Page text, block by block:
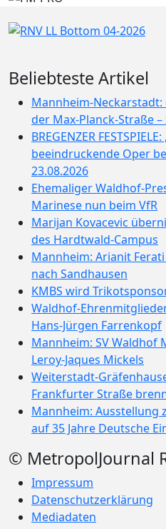
Beliebteste Artikel
Mannheim-
der Max-Planck-Straße
BREGENZER
beeindruckende Oper
23.08.2026
Ehemaliger Waldhof-
Marinese nun beim VfR
Marijan Kovacevic
des Hardtwald-Campus
Mannheim: Arianit
nach Sandhausen
KMBS wird
Waldhof-
Hans-Jürgen Farrenkopf
Mannheim: SV
Leroy-Jaques Mickels
Weiterstadt-
Frankfurter Straße
Mannheim: Ausstellung
auf 35 Jahre Deutsche
© MetropolJournal
Impressum
Datenschutzerklärung
Mediadaten